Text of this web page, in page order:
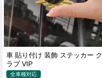
車 貼り付け 装飾 ステッカー ク
ラブ VIP
全車種対応